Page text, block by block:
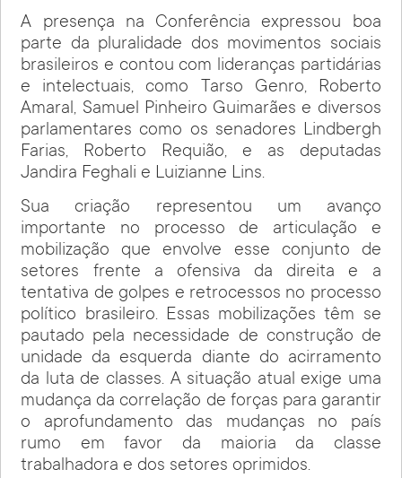
A presença na Conferência expressou boa
parte da pluralidade dos movimentos sociais
brasileiros e contou com lideranças partidárias
e intelectuais, como Tarso Genro, Roberto
Amaral, Samuel Pinheiro Guimarães e diversos
parlamentares como os senadores Lindbergh
Farias, Roberto Requião, e as deputadas
Jandira Feghali e Luizianne Lins.
Sua criação representou um avanço
importante no processo de articulação e
mobilização que envolve esse conjunto de
setores frente a ofensiva da direita e a
tentativa de golpes e retrocessos no processo
político brasileiro. Essas mobilizações têm se
pautado pela necessidade de construção de
unidade da esquerda diante do acirramento
da luta de classes. A situação atual exige uma
mudança da correlação de forças para garantir
o aprofundamento das mudanças no país
rumo em favor da maioria da classe
trabalhadora e dos setores oprimidos.